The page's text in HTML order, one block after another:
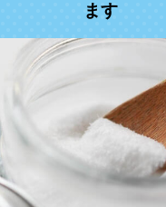
ます